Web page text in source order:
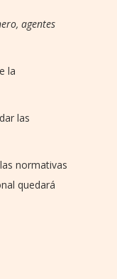
agentes
la
las
normativas
quedará